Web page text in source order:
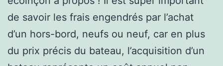
de savoir les frais engendrés par l’achat
d’un hors-bord, neufs ou neuf, car en plus
du prix précis du bateau, l’acquisition d’un